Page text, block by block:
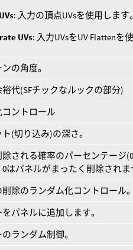
: 入力の頂点UVsを使用します。
UVs: 入力UVsをUV Flattenを
の角度。
代(SFチックなルックの部分)
ントロール
(切り込み)の深さ。
される確率のパーセンテージ
はパネルがまったく削除されま
除のランダム化コントロール。
パネルに追加します。
ランダム制御。